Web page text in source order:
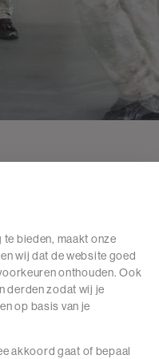
uur.
bieden, maakt onze
wij dat de website goed
onthouden. Ook
derden zodat wij je
op basis van je
akkoord gaat of bepaal